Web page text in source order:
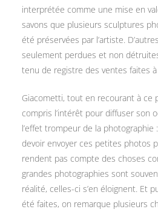
interprétée comme une mise en
savons que plusieurs sculptures
été préservées par l’artiste.
seulement perdues et non
tenu de registre des ventes faites à
Giacometti, tout en recourant à ce
compris l’intérêt pour diffuser son
l’effet trompeur de la photographie
devoir envoyer ces petites photos
rendent pas compte des choses
grandes photographies sont
réalité, celles-ci s’en éloignent. Et
été faites, on remarque plusieurs